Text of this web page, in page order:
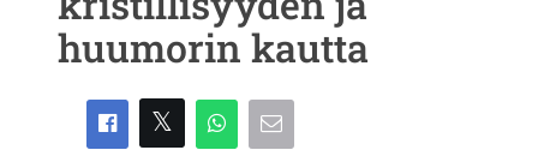
huumorin kautta